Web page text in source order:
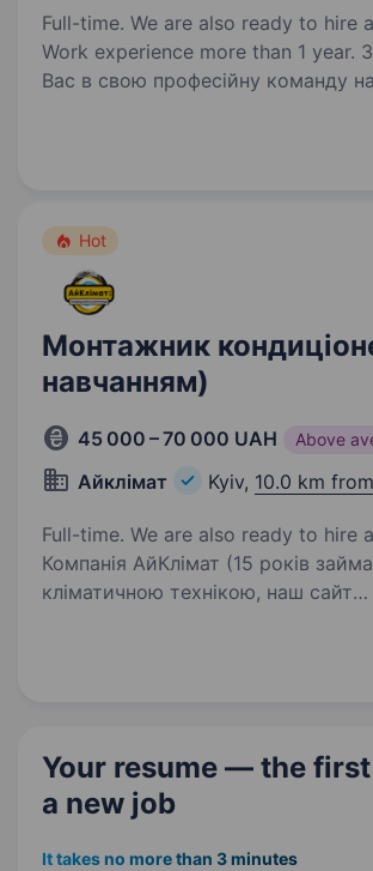
Full-time. We are also ready to hire
Work experience more than 1 year. Запрошуємо
Вас в свою професійну команду
знаходиться на Борщагівці,
Hot
Монтажник
навчанням)
45 000 – 70 000 UAH Above
Айклімат Kyiv, 10.0 km
Full-time. We are also ready to hire
Компанія АйКлімат (15 років
кліматичною технікою, наш сайт
Your resume — the
a new job
It takes no more than 3 minutes